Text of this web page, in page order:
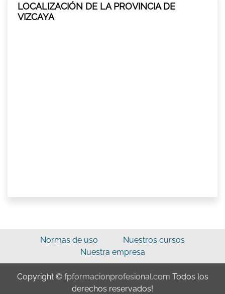
LOCALIZACIÓN DE LA PROVINCIA DE
VIZCAYA
Normas de uso
Nuestros cursos
Nuestra empresa
Copyright © fpformacionprofesional.com Todos los
derechos reservados!